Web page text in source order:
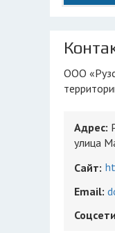
ООО «Рузский региональный оператор» - инновационная компания, оказывающая услуги по сбору и вывозу отходов на
Адрес:
улица
Сайт:
Email: